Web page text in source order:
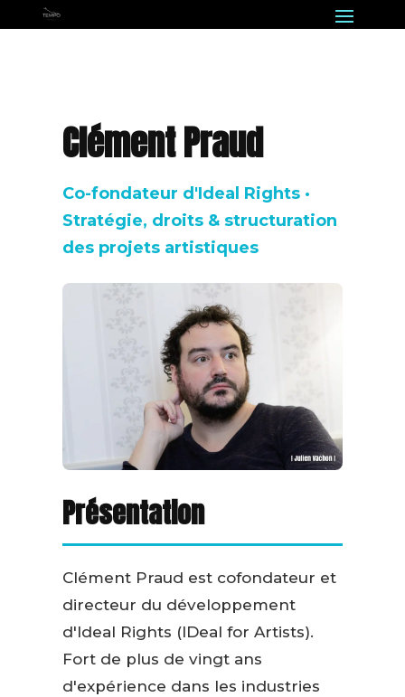
Clément Praud
Co-fondateur d'Ideal Rights ·
Stratégie, droits & structuration
des projets artistiques
Présentation
Clément Praud est cofondateur et
directeur du développement
d'Ideal Rights (IDeal for Artists).
Fort de plus de vingt ans
d'expérience dans les industries